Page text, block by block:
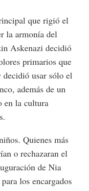
que rigió el
la armonía del
Askenazi decidió
primarios que
decidió usar sólo el
además de un
en la cultura
Quienes más
o rechazaran el
de Nia
los encargados